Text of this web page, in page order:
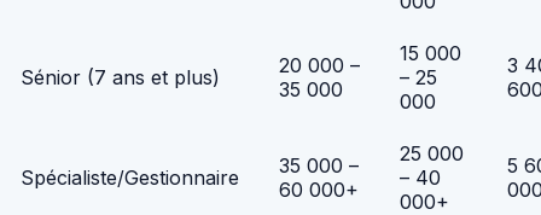
Sénior (7 ans et plus)
20 000 –
35 000
15 000
– 25
000
3
Spécialiste/Gestionnaire
35 000 –
60 000+
25 000
– 40
000+
5